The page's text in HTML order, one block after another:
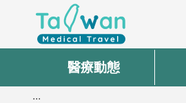
醫療動態